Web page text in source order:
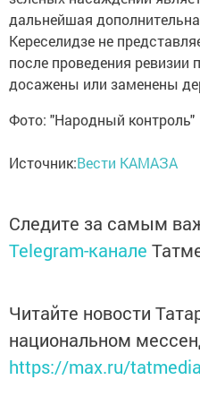
дальнейшая
Кереселидзе не
после проведения ревизии
досажены или заменены
Фото: "Народный контроль"
Источник:Вести КАМАЗА
Следите за самым
Telegram-канале
Читайте новости
национальном
https://max.ru/tatmedia